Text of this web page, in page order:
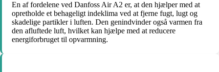
En af fordelene ved Danfoss Air A2 er, at den hjælper med at
opretholde et behageligt indeklima ved at fjerne fugt, lugt og
skadelige partikler i luften. Den genindvinder også varmen fra
den afluftede luft, hvilket kan hjælpe med at reducere
energiforbruget til opvarmning.